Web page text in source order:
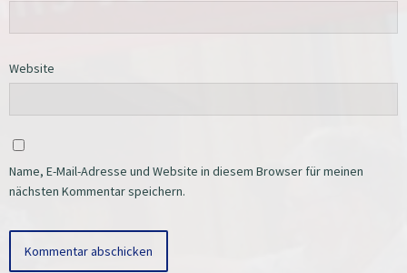
Website
Name, E-Mail-Adresse und Website in diesem Browser für meinen
nächsten Kommentar speichern.